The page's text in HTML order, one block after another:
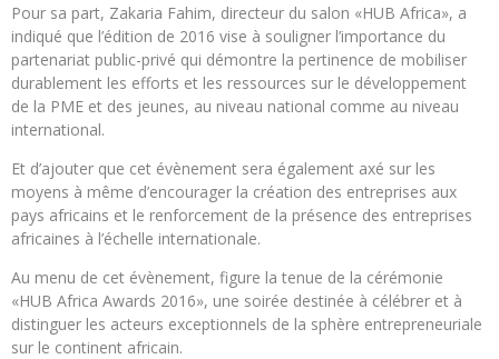
Pour sa part, Zakaria Fahim, directeur du salon «HUB Africa», a
indiqué que l’édition de 2016 vise à souligner l’importance du
partenariat public-privé qui démontre la pertinence de mobiliser
durablement les efforts et les ressources sur le développement
de la PME et des jeunes, au niveau national comme au niveau
international.
Et d’ajouter que cet évènement sera également axé sur les
moyens à même d’encourager la création des entreprises aux
pays africains et le renforcement de la présence des entreprises
africaines à l’échelle internationale.
Au menu de cet évènement, figure la tenue de la cérémonie
«HUB Africa Awards 2016», une soirée destinée à célébrer et à
distinguer les acteurs exceptionnels de la sphère entrepreneuriale
sur le continent africain.